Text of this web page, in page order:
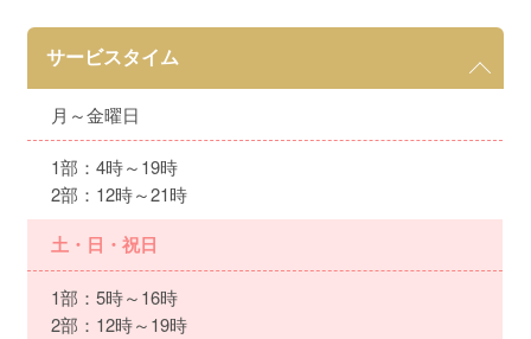
サービスタイム
月～金曜日
1部：4時～19時
2部：12時～21時
土・日・祝日
1部：5時～16時
2部：12時～19時